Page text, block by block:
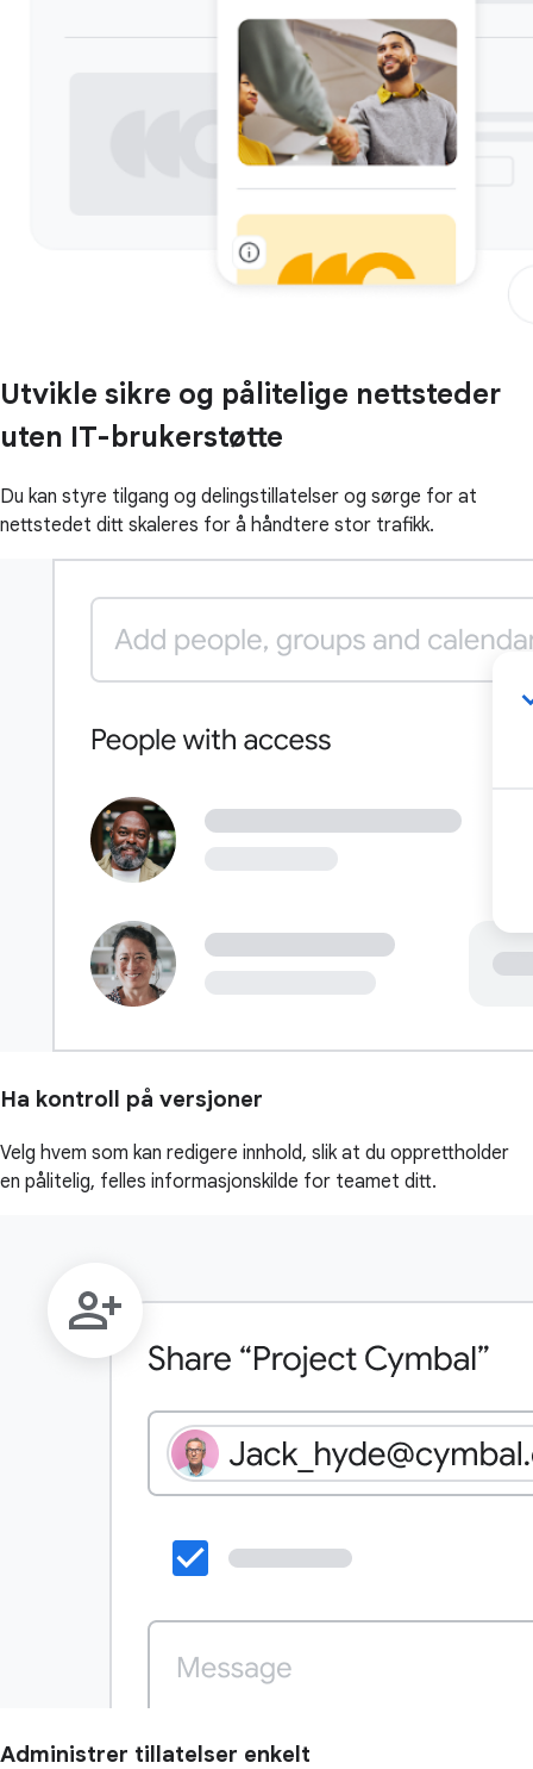
Utvikle sikre og pålitelige nettsteder
uten IT-brukerstøtte
Du kan styre tilgang og delingstillatelser og sørge for at
nettstedet ditt skaleres for å håndtere stor trafikk.
Ha kontroll på versjoner
Velg hvem som kan redigere innhold, slik at du opprettholder
en pålitelig, felles informasjonskilde for teamet ditt.
Administrer tillatelser enkelt